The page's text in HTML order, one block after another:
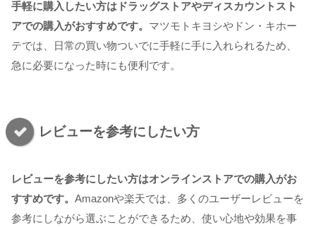
手軽に購入したい方はドラッグストアやディスカウントスト
アでの購入がおすすめです。 マツモトキヨシやドン・キホー
テでは、日常の買い物ついでに手軽に手に入れられるため、
急に必要になった時にも便利です。
レビューを参考にしたい方
レビューを参考にしたい方はオンラインストアでの購入がお
すすめです。 Amazonや楽天では、多くのユーザーレビューを
参考にしながら選ぶことができるため、使い心地や効果を事